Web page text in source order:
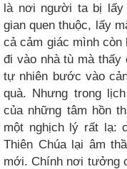
là nơi người ta bị lấy
gian quen thuộc, lấy
cả cảm giác mình
đi vào nhà tù mà
tự nhiên bước vào
quà. Nhưng trong
của những tâm hồn
một nghịch lý rất lạ:
Thiên Chúa lại âm
mới. Chính nơi tưởng